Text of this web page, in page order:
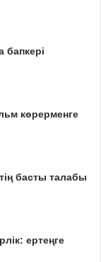
бапкері
көрерменге
басты талабы
ертеңге